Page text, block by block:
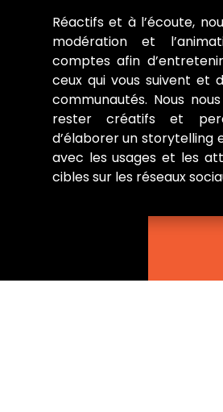
Réactifs et à l’écoute,
modération et
comptes afin
ceux qui vous suivent et
communautés. Nous
rester créatifs et
d’élaborer un storytelling
avec les usages et les
cibles sur les réseaux